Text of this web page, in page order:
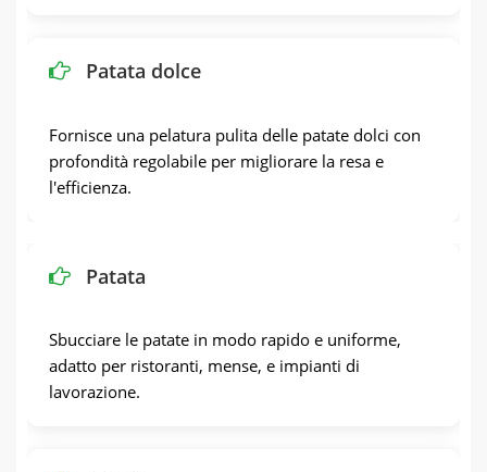
Patata dolce
Fornisce una pelatura pulita delle patate dolci con
profondità regolabile per migliorare la resa e
l'efficienza.
Patata
Sbucciare le patate in modo rapido e uniforme,
adatto per ristoranti, mense, e impianti di
lavorazione.